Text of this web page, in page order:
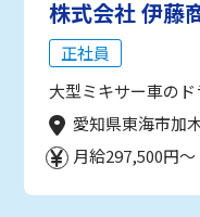
株式会社 伊藤
正社員
大型ミキサー車のド
愛知県東海市加
月給297,500円～